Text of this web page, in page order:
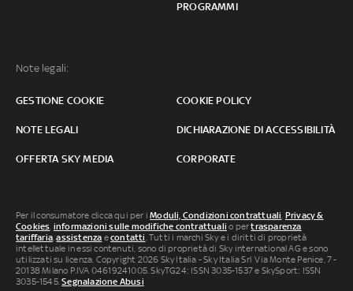
PROGRAMMI
Note legali:
GESTIONE COOKIE COOKIE POLICY
NOTE LEGALI DICHIARAZIONE DI ACCESSIBILITÀ
OFFERTA SKY MEDIA CORPORATE
Per il consumatore clicca qui per iModuli, Condizioni contrattuali, Privacy &
Cookies, informazioni sulle modifiche contrattuali o pertrasparenza
tariffaria,assistenza econtatti. Tutti i marchi Sky e i diritti di proprietà
intellettuale in essi contenuti, sono di proprietà di Sky international AG e sono
utilizzati su licenza. Copyright 2026 Sky Italia - Sky Italia Srl Via Monte Penice, 7 -
20138 Milano P.IVA 04619241005. SkyTG24: ISSN 3035-1537 e SkySport: ISSN
3035-1545.Segnalazione Abusi